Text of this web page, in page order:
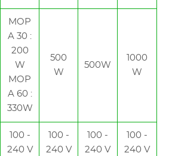
MOP
A 30 :
200
W
MOP
A 60 :
330W
500
W
500W
1000
W
100 -
240 V
100 -
240 V
100 -
240 V
100 -
240 V